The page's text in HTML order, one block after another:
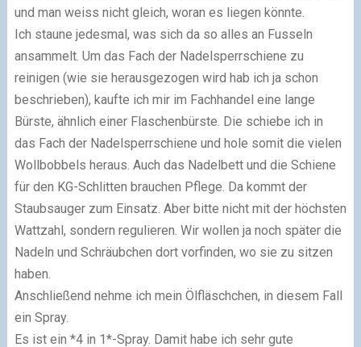
und man weiss nicht gleich, woran es liegen könnte.
Ich staune jedesmal, was sich da so alles an Fusseln
ansammelt. Um das Fach der Nadelsperrschiene zu
reinigen (wie sie herausgezogen wird hab ich ja schon
beschrieben), kaufte ich mir im Fachhandel eine lange
Bürste, ähnlich einer Flaschenbürste. Die schiebe ich in
das Fach der Nadelsperrschiene und hole somit die vielen
Wollbobbels heraus. Auch das Nadelbett und die Schiene
für den KG-Schlitten brauchen Pflege. Da kommt der
Staubsauger zum Einsatz. Aber bitte nicht mit der höchsten
Wattzahl, sondern regulieren. Wir wollen ja noch später die
Nadeln und Schräubchen dort vorfinden, wo sie zu sitzen
haben.
Anschließend nehme ich mein Ölfläschchen, in diesem Fall
ein Spray.
Es ist ein *4 in 1*-Spray. Damit habe ich sehr gute